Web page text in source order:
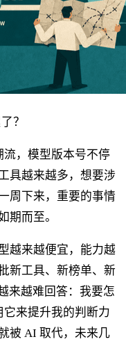
？
，模型版本号不停
具越来越多，想要涉
周下来，重要的事情
期而至。
越来越便宜，能力越
新工具、新榜单、新
来越难回答：我要怎
来提升我的判断力
被 AI 取代，未来几